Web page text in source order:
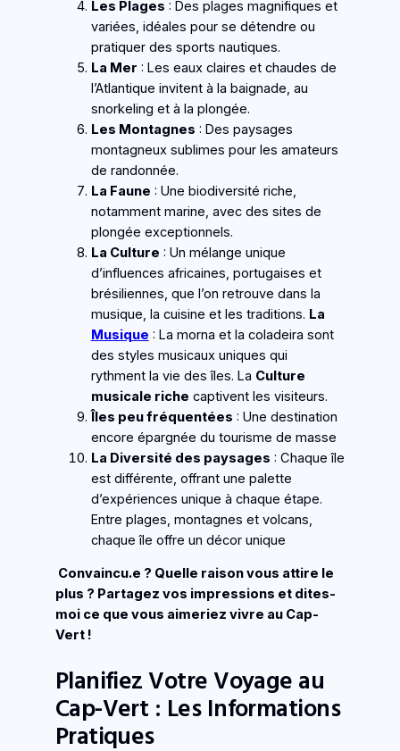
Les Plages : Des plages magnifiques et
variées, idéales pour se détendre ou
pratiquer des sports nautiques.
La Mer : Les eaux claires et chaudes de
l’Atlantique invitent à la baignade, au
snorkeling et à la plongée.
Les Montagnes : Des paysages
montagneux sublimes pour les amateurs
de randonnée.
La Faune : Une biodiversité riche,
notamment marine, avec des sites de
plongée exceptionnels.
La Culture : Un mélange unique
d’influences africaines, portugaises et
brésiliennes, que l’on retrouve dans la
musique, la cuisine et les traditions. La
Musique : La morna et la coladeira sont
des styles musicaux uniques qui
rythment la vie des îles. La Culture
musicale riche captivent les visiteurs.
Îles peu fréquentées : Une destination
encore épargnée du tourisme de masse
La Diversité des paysages : Chaque île
est différente, offrant une palette
d’expériences unique à chaque étape.
Entre plages, montagnes et volcans,
chaque île offre un décor unique
Convaincu.e ? Quelle raison vous attire le
plus ? Partagez vos impressions et dites-
moi ce que vous aimeriez vivre au Cap-
Vert !
Planifiez Votre Voyage au
Cap-Vert : Les Informations
Pratiques